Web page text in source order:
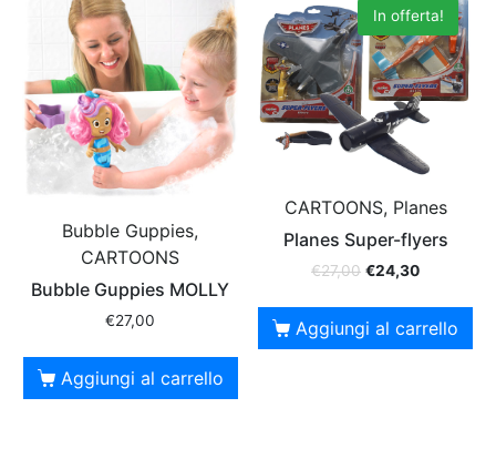
Bubble Guppies,
CARTOONS
Bubble Guppies MOLLY
€27,00
Aggiungi al carrello
In offerta!
CARTOONS, Planes
Planes Super-flyers
€27,00 €24,30
Aggiungi al carrello